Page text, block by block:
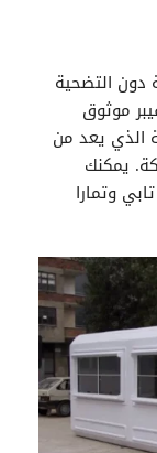
التضحية
موثوق
الذي يعد من
يمكنك
وتمارا